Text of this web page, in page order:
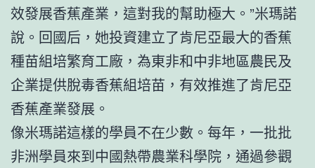
效發展香蕉產業，這對我的幫助極大。”米瑪諾
說。回國后，她投資建立了肯尼亞最大的香蕉
種苗組培繁育工廠，為東非和中非地區農民及
企業提供脫毒香蕉組培苗，有效推進了肯尼亞
香蕉產業發展。
像米瑪諾這樣的學員不在少數。每年，一批批
非洲學員來到中國熱帶農業科學院，通過參觀